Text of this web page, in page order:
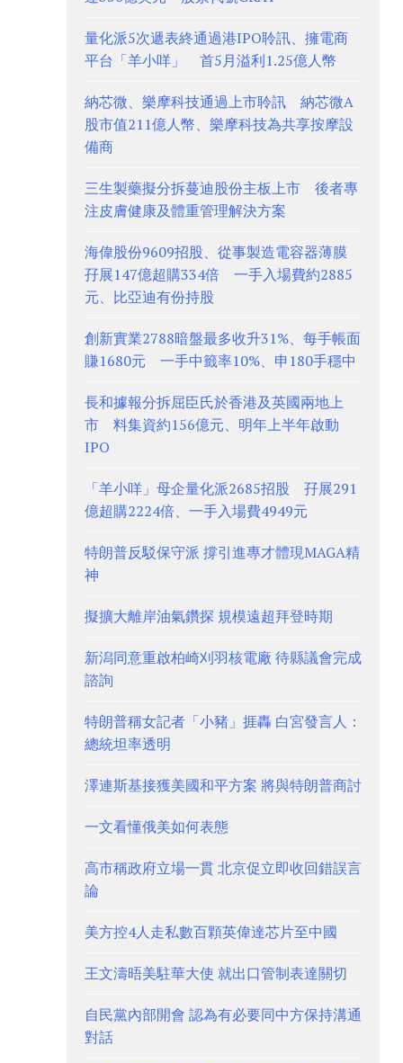
量化派5次遞表終通過港IPO聆訊、擁電商
平台「羊小咩」 首5月溢利1.25億人幣
納芯微、樂摩科技通過上市聆訊 納芯微A
股市值211億人幣、樂摩科技為共享按摩設
備商
三生製藥擬分拆蔓迪股份主板上市 後者專
注皮膚健康及體重管理解決方案
海偉股份9609招股、從事製造電容器薄膜
孖展147億超購334倍 一手入場費約2885
元、比亞迪有份持股
創新實業2788暗盤最多收升31%、每手帳面
賺1680元 一手中籤率10%、申180手穩中
長和據報分拆屈臣氏於香港及英國兩地上
市 料集資約156億元、明年上半年啟動
IPO
「羊小咩」母企量化派2685招股 孖展291
億超購2224倍、一手入場費4949元
特朗普反駁保守派 撐引進專才體現MAGA精
神
擬擴大離岸油氣鑽探 規模遠超拜登時期
新潟同意重啟柏崎刈羽核電廠 待縣議會完成
諮詢
特朗普稱女記者「小豬」捱轟 白宮發言人：
總統坦率透明
澤連斯基接獲美國和平方案 將與特朗普商討
一文看懂俄美如何表態
高市稱政府立場一貫 北京促立即收回錯誤言
論
美方控4人走私數百顆英偉達芯片至中國
王文濤晤美駐華大使 就出口管制表達關切
自民黨內部開會 認為有必要同中方保持溝通
對話